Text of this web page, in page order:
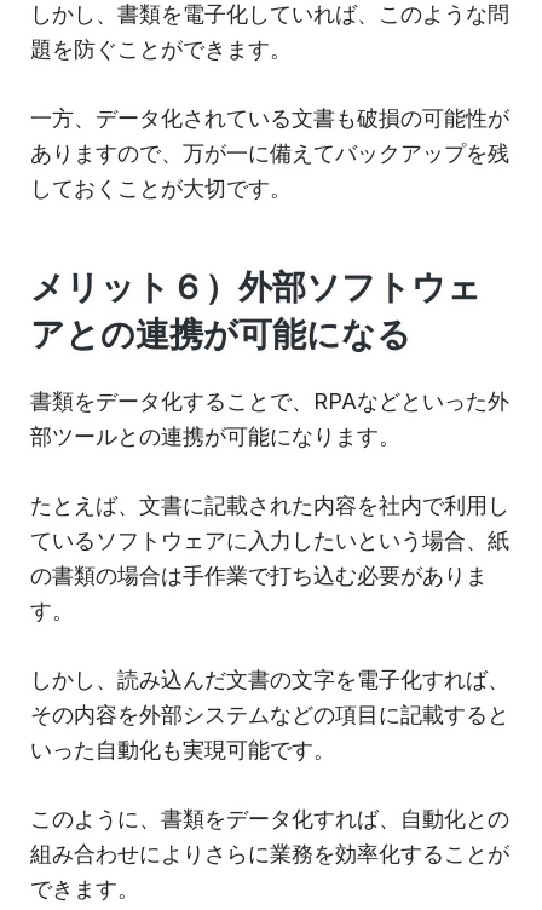
しかし、書類を電子化していれば、このような問
題を防ぐことができます。
一方、データ化されている文書も破損の可能性が
ありますので、万が一に備えてバックアップを残
しておくことが大切です。
メリット６）外部ソフトウェ
アとの連携が可能になる
書類をデータ化することで、RPAなどといった外
部ツールとの連携が可能になります。
たとえば、文書に記載された内容を社内で利用し
ているソフトウェアに入力したいという場合、紙
の書類の場合は手作業で打ち込む必要がありま
す。
しかし、読み込んだ文書の文字を電子化すれば、
その内容を外部システムなどの項目に記載すると
いった自動化も実現可能です。
このように、書類をデータ化すれば、自動化との
組み合わせによりさらに業務を効率化することが
できます。